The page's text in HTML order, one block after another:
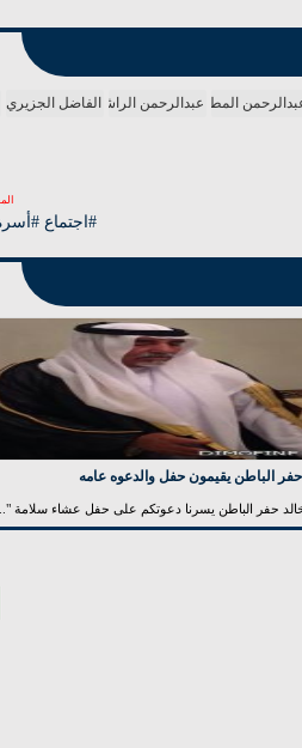
المطيريعبدالرحمن الراشد الفاضل الجزيري
#اجتماع
الباطن يقيمون حفل والدعوه عامه
حفر الباطن يسرنا دعوتكم على حفل عشاء سلامة "..